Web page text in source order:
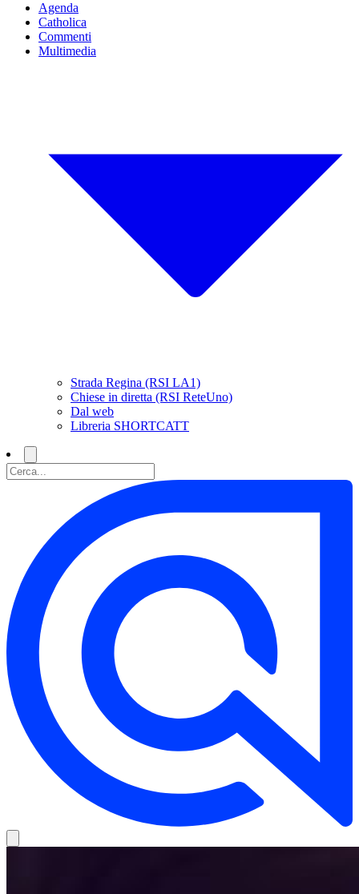
Agenda
Catholica
Commenti
Multimedia
Strada Regina (RSI LA1)
Chiese in diretta (RSI ReteUno)
Dal web
Libreria SHORTCATT